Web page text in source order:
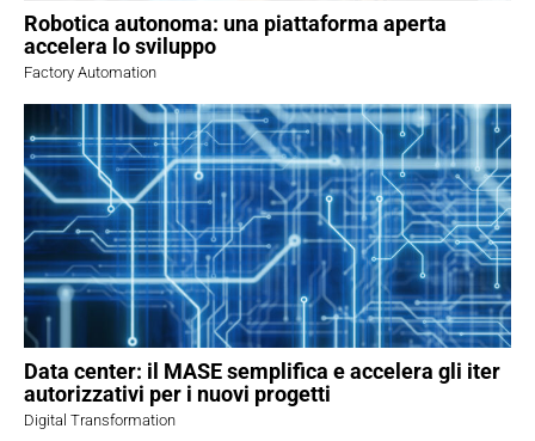
Robotica autonoma: una piattaforma aperta
accelera lo sviluppo
Factory Automation
Data center: il MASE semplifica e accelera gli iter
autorizzativi per i nuovi progetti
Digital Transformation